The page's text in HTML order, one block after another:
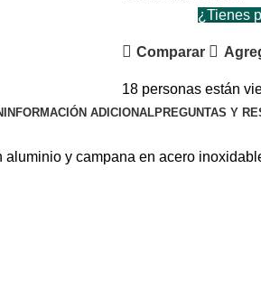
¿Tienes
Comparar
18 personas están
INFORMACIÓN ADICIONALPREGUNTAS Y
y campana en acero